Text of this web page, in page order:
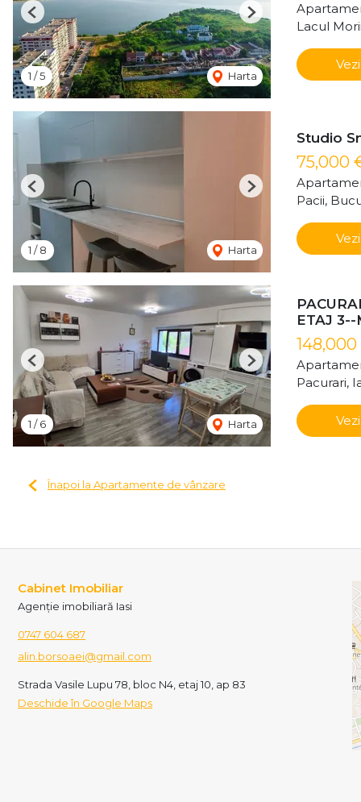
1 /5 Harta
Previous Next
Lacul
1 /8 Harta
Previous Next
Studio
75,000
Pacii,
1 /6 Harta
Previous Next
ETAJ
Pacurari,
Înapoi la Apartamente de vânzare
Cabinet Imobiliar
Agenție imobiliară Iasi
0747 604 687
alin.borsoaei@gmail.com
Strada Vasile Lupu 78, bloc N4, etaj 10, ap 83
Deschide în Google Maps